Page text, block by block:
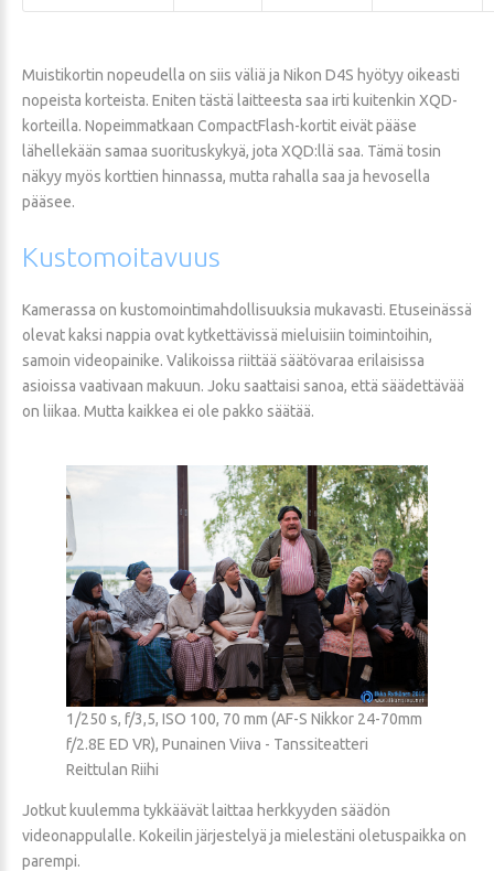
Muistikortin nopeudella on siis väliä ja Nikon D4S hyötyy oikeasti
nopeista korteista. Eniten tästä laitteesta saa irti kuitenkin XQD-
korteilla. Nopeimmatkaan CompactFlash-kortit eivät pääse
lähellekään samaa suorituskykyä, jota XQD:llä saa. Tämä tosin
näkyy myös korttien hinnassa, mutta rahalla saa ja hevosella
pääsee.
Kustomoitavuus
Kamerassa on kustomointimahdollisuuksia mukavasti. Etuseinässä
olevat kaksi nappia ovat kytkettävissä mieluisiin toimintoihin,
samoin videopainike. Valikoissa riittää säätövaraa erilaisissa
asioissa vaativaan makuun. Joku saattaisi sanoa, että säädettävää
on liikaa. Mutta kaikkea ei ole pakko säätää.
1/250 s, f/3,5, ISO 100, 70 mm (AF-S Nikkor 24-70mm
f/2.8E ED VR), Punainen Viiva - Tanssiteatteri
Reittulan Riihi
Jotkut kuulemma tykkäävät laittaa herkkyyden säädön
videonappulalle. Kokeilin järjestelyä ja mielestäni oletuspaikka on
parempi.